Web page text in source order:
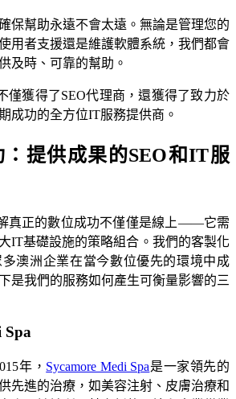
保幫助永遠不會太遠。無論是管理您的
用者支援還是維護軟體系統，我們都會
及時、可靠的幫助。
僅獲得了SEO代理商，還獲得了致力於
成功的全方位IT服務提供商。
提供成果的SEO和IT服
真正的數位成功不僅僅是線上——它需
IT基礎設施的策略組合。我們的客製化
澳洲企業在當今數位優先的環境中成
是我們的服務如何產生可衡量影響的三
Spa
年， Sycamore Medi Spa是一家領先的
先進的治療，如美容注射、皮膚治療和